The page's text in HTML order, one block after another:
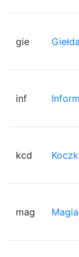
gie Giełda
inf
kcd
mag Magia